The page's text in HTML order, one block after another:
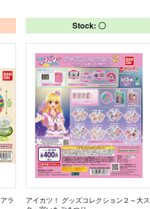
ラ
Stock: 〇
アイカツ！ グッズコレクション２～大ス